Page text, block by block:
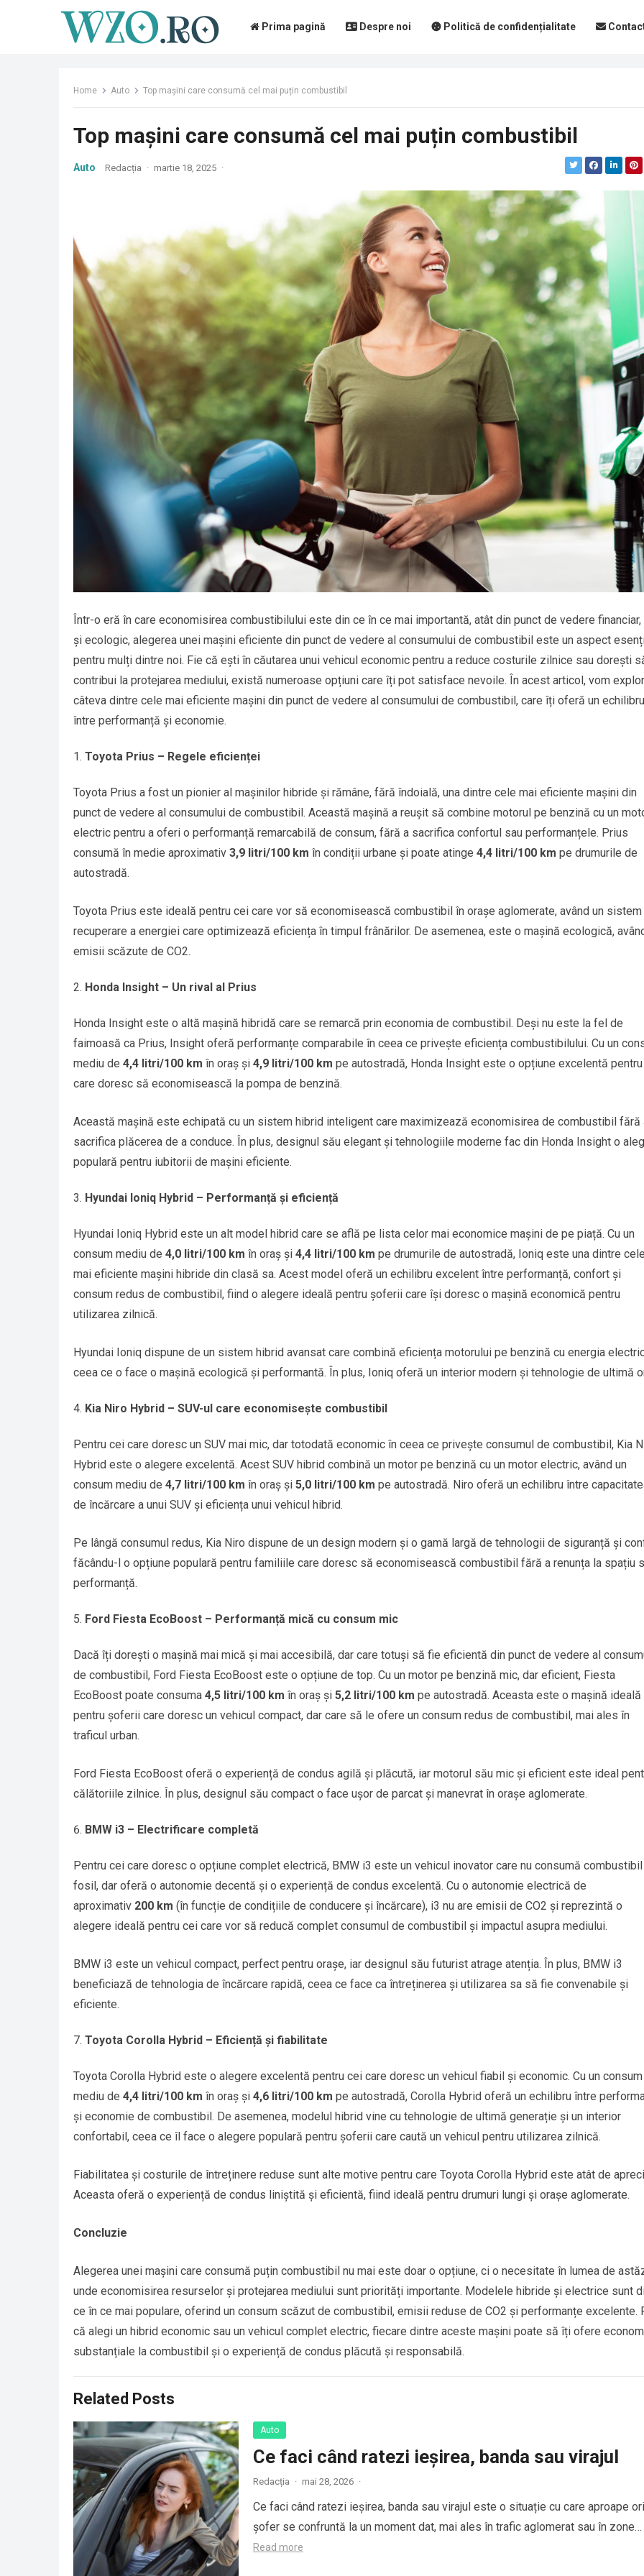
Prima pagină Despre noi Politică de confidențialitate
Home Auto Top mașini care consumă cel mai puțin combustibil
Top mașini care consumă cel mai puțin combustibil
Auto Redacția · martie 18, 2025 ·
Într-o eră în care economisirea combustibilului este din ce în ce mai importantă, atât din punct de vedere financiar,
și ecologic, alegerea unei mașini eficiente din punct de vedere al consumului de combustibil este un aspect
pentru mulți dintre noi. Fie că ești în căutarea unui vehicul economic pentru a reduce costurile zilnice sau dorești
contribui la protejarea mediului, există numeroase opțiuni care îți pot satisface nevoile. În acest articol, vom
câteva dintre cele mai eficiente mașini din punct de vedere al consumului de combustibil, care îți oferă un echilibru
între performanță și economie.
Toyota Prius – Regele eficienței
Toyota Prius a fost un pionier al mașinilor hibride și rămâne, fără îndoială, una dintre cele mai eficiente mașini din
punct de vedere al consumului de combustibil. Această mașină a reușit să combine motorul pe benzină cu un
electric pentru a oferi o performanță remarcabilă de consum, fără a sacrifica confortul sau performanțele. Prius
consumă în medie aproximativ 3,9 litri/100 km în condiții urbane și poate atinge 4,4 litri/100 km pe drumurile de
autostradă.
Toyota Prius este ideală pentru cei care vor să economisească combustibil în orașe aglomerate, având un sistem
recuperare a energiei care optimizează eficiența în timpul frânărilor. De asemenea, este o mașină ecologică,
emisii scăzute de CO2.
Honda Insight – Un rival al Prius
Honda Insight este o altă mașină hibridă care se remarcă prin economia de combustibil. Deși nu este la fel de
faimoasă ca Prius, Insight oferă performanțe comparabile în ceea ce privește eficiența combustibilului. Cu un
mediu de 4,4 litri/100 km în oraș și 4,9 litri/100 km pe autostradă, Honda Insight este o opțiune excelentă
care doresc să economisească la pompa de benzină.
Această mașină este echipată cu un sistem hibrid inteligent care maximizează economisirea de combustibil fără
sacrifica plăcerea de a conduce. În plus, designul său elegant și tehnologiile moderne fac din Honda Insight o
populară pentru iubitorii de mașini eficiente.
Hyundai Ioniq Hybrid – Performanță și eficiență
Hyundai Ioniq Hybrid este un alt model hibrid care se află pe lista celor mai economice mașini de pe piață. Cu un
consum mediu de 4,0 litri/100 km în oraș și 4,4 litri/100 km pe drumurile de autostradă, Ioniq este una dintre cele
mai eficiente mașini hibride din clasă sa. Acest model oferă un echilibru excelent între performanță, confort și
consum redus de combustibil, fiind o alegere ideală pentru șoferii care își doresc o mașină economică pentru
utilizarea zilnică.
Hyundai Ioniq dispune de un sistem hibrid avansat care combină eficiența motorului pe benzină cu energia
ceea ce o face o mașină ecologică și performantă. În plus, Ioniq oferă un interior modern și tehnologie de ultimă
Kia Niro Hybrid – SUV-ul care economisește combustibil
Pentru cei care doresc un SUV mai mic, dar totodată economic în ceea ce privește consumul de combustibil, Kia
Hybrid este o alegere excelentă. Acest SUV hibrid combină un motor pe benzină cu un motor electric, având un
consum mediu de 4,7 litri/100 km în oraș și 5,0 litri/100 km pe autostradă. Niro oferă un echilibru între
de încărcare a unui SUV și eficiența unui vehicul hibrid.
Pe lângă consumul redus, Kia Niro dispune de un design modern și o gamă largă de tehnologii de siguranță și
făcându-l o opțiune populară pentru familiile care doresc să economisească combustibil fără a renunța la spațiu
performanță.
Ford Fiesta EcoBoost – Performanță mică cu consum mic
Dacă îți dorești o mașină mai mică și mai accesibilă, dar care totuși să fie eficientă din punct de vedere al
de combustibil, Ford Fiesta EcoBoost este o opțiune de top. Cu un motor pe benzină mic, dar eficient, Fiesta
EcoBoost poate consuma 4,5 litri/100 km în oraș și 5,2 litri/100 km pe autostradă. Aceasta este o mașină ideală
pentru șoferii care doresc un vehicul compact, dar care să le ofere un consum redus de combustibil, mai ales în
traficul urban.
Ford Fiesta EcoBoost oferă o experiență de condus agilă și plăcută, iar motorul său mic și eficient este ideal
călătoriile zilnice. În plus, designul său compact o face ușor de parcat și manevrat în orașe aglomerate.
BMW i3 – Electrificare completă
Pentru cei care doresc o opțiune complet electrică, BMW i3 este un vehicul inovator care nu consumă combustibil
fosil, dar oferă o autonomie decentă și o experiență de condus excelentă. Cu o autonomie electrică de
aproximativ 200 km (în funcție de condițiile de conducere și încărcare), i3 nu are emisii de CO2 și reprezintă o
alegere ideală pentru cei care vor să reducă complet consumul de combustibil și impactul asupra mediului.
BMW i3 este un vehicul compact, perfect pentru orașe, iar designul său futurist atrage atenția. În plus, BMW i3
beneficiază de tehnologia de încărcare rapidă, ceea ce face ca întreținerea și utilizarea sa să fie convenabile și
eficiente.
Toyota Corolla Hybrid – Eficiență și fiabilitate
Toyota Corolla Hybrid este o alegere excelentă pentru cei care doresc un vehicul fiabil și economic. Cu un consum
mediu de 4,4 litri/100 km în oraș și 4,6 litri/100 km pe autostradă, Corolla Hybrid oferă un echilibru între
și economie de combustibil. De asemenea, modelul hibrid vine cu tehnologie de ultimă generație și un interior
confortabil, ceea ce îl face o alegere populară pentru șoferii care caută un vehicul pentru utilizarea zilnică.
Fiabilitatea și costurile de întreținere reduse sunt alte motive pentru care Toyota Corolla Hybrid este atât de
Aceasta oferă o experiență de condus liniștită și eficientă, fiind ideală pentru drumuri lungi și orașe aglomerate.
Concluzie
Alegerea unei mașini care consumă puțin combustibil nu mai este doar o opțiune, ci o necesitate în lumea de
unde economisirea resurselor și protejarea mediului sunt priorități importante. Modelele hibride și electrice sunt
ce în ce mai populare, oferind un consum scăzut de combustibil, emisii reduse de CO2 și performanțe excelente.
că alegi un hibrid economic sau un vehicul complet electric, fiecare dintre aceste mașini poate să îți ofere
substanțiale la combustibil și o experiență de condus plăcută și responsabilă.
Related Posts
Auto
Ce faci când ratezi ieșirea, banda sau virajul
Redacția · mai 28, 2026 ·
Ce faci când ratezi ieșirea, banda sau virajul este o situație cu care aproape
șofer se confruntă la un moment dat, mai ales în trafic aglomerat sau în zone…
Read more